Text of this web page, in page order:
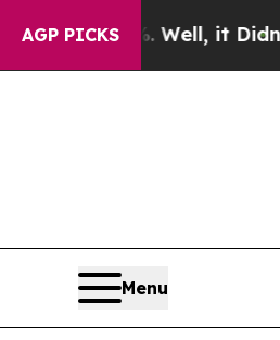
AGP PICKS
Well, it Didn’t As war
Menu